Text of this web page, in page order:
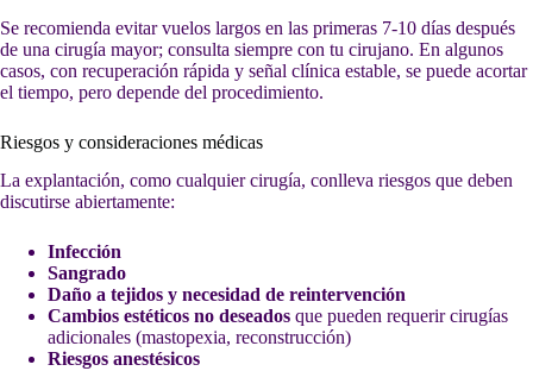
Se recomienda evitar vuelos largos en las primeras 7-10 días después
de una cirugía mayor; consulta siempre con tu cirujano. En algunos
casos, con recuperación rápida y señal clínica estable, se puede acortar
el tiempo, pero depende del procedimiento.
Riesgos y consideraciones médicas
La explantación, como cualquier cirugía, conlleva riesgos que deben
discutirse abiertamente:
Infección
Sangrado
Daño a tejidos y necesidad de reintervención
Cambios estéticos no deseados que pueden requerir cirugías
adicionales (mastopexia, reconstrucción)
Riesgos anestésicos